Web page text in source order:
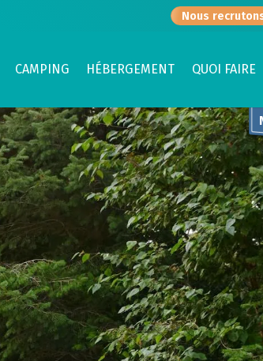
Nous
CAMPING HÉBERGEMENT QUOI FAIRE